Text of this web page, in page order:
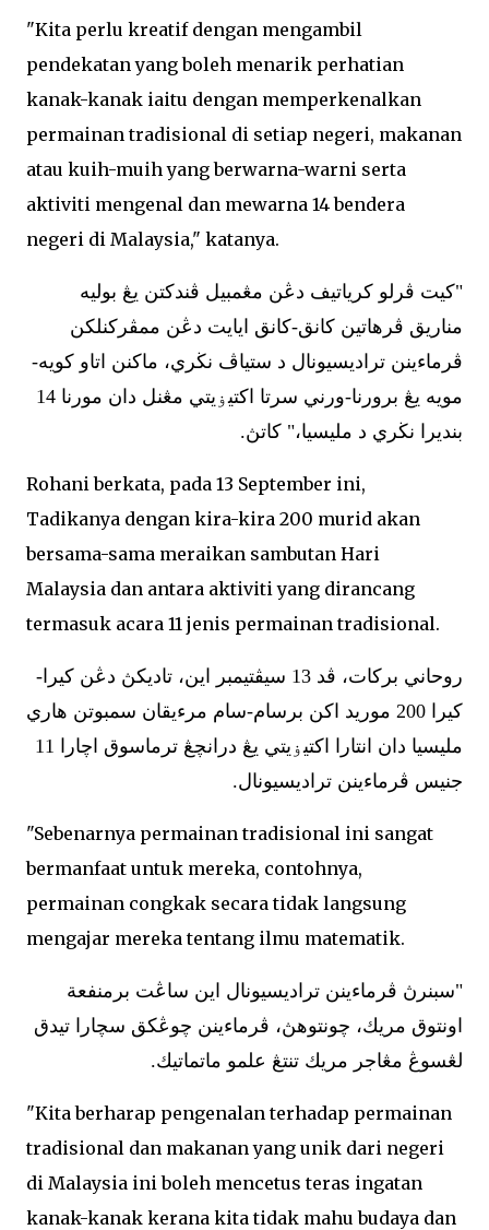
"Kita perlu kreatif dengan mengambil
pendekatan yang boleh menarik perhatian
kanak-kanak iaitu dengan memperkenalkan
permainan tradisional di setiap negeri, makanan
atau kuih-muih yang berwarna-warni serta
aktiviti mengenal dan mewarna 14 bendera
negeri di Malaysia," katanya.
"كيت ڤرلو كرياتيف دڠن مڠمبيل ڤندكتن يڠ بوليه
مناريق ڤرهاتين كانق-كانق ايايت دڠن ممڤركنلكن
ڤرماءينن تراديسيونال د ستياڤ نڬري، ماكنن اتاو كويه-
مويه يڠ برورنا-ورني سرتا اكتيۏيتي مڠنل دان مورنا 14
بنديرا نڬري د مليسيا،" كاتڽ.
Rohani berkata, pada 13 September ini,
Tadikanya dengan kira-kira 200 murid akan
bersama-sama meraikan sambutan Hari
Malaysia dan antara aktiviti yang dirancang
termasuk acara 11 jenis permainan tradisional.
روحاني بركات، ڤد 13 سيڤتيمبر اين، تاديكڽ دڠن كيرا-
كيرا 200 موريد اكن برسام-سام مرءيقان سمبوتن هاري
مليسيا دان انتارا اكتيۏيتي يڠ درانچڠ ترماسوق اچارا 11
جنيس ڤرماءينن تراديسيونال.
"Sebenarnya permainan tradisional ini sangat
bermanfaat untuk mereka, contohnya,
permainan congkak secara tidak langsung
mengajar mereka tentang ilmu matematik.
"سبنرڽ ڤرماءينن تراديسيونال اين ساڠت برمنفعة
اونتوق مريك، چونتوهڽ، ڤرماءينن چوڠكق سچارا تيدق
لڠسوڠ مڠاجر مريك تنتڠ علمو ماتماتيك.
"Kita berharap pengenalan terhadap permainan
tradisional dan makanan yang unik dari negeri
di Malaysia ini boleh mencetus teras ingatan
kanak-kanak kerana kita tidak mahu budaya dan